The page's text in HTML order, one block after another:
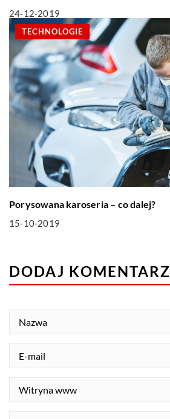
24-12-2019
TECHNOLOGIE
Porysowana karoseria – co dalej?
15-10-2019
DODAJ KOMENTARZ